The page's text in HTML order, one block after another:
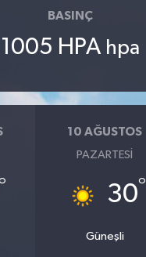
BASINÇ
1005 HPA hpa
10 AĞUSTOS
PAZARTESI
30°
Güneşli